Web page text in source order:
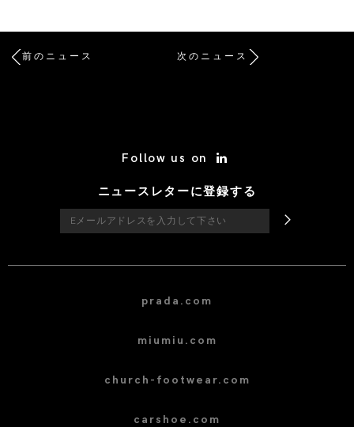
前のニュース 次のニュース
Follow us on
ニュースレターに登録する
prada.com
miumiu.com
church-footwear.com
carshoe.com